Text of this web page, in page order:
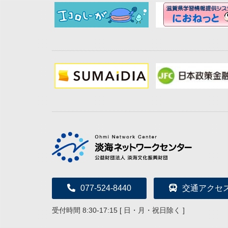
077-524-8440 交通アクセ
受付時間 8:30-17:15 [ 日・月・祝日除く ]